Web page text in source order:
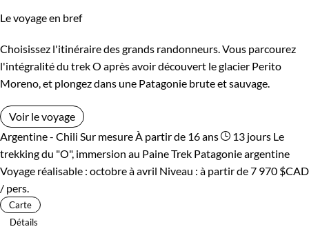
Le voyage en bref
Choisissez l'itinéraire des grands randonneurs. Vous parcourez
l'intégralité du trek O après avoir découvert le glacier Perito
Moreno, et plongez dans une Patagonie brute et sauvage.
Voir le voyage
Argentine - Chili Sur mesure À partir de 16 ans 13 jours Le
trekking du "O", immersion au PaineTrek Patagonie argentine
Voyage réalisable : octobre à avril Niveau : à partir de7 970 $CAD
/ pers.
Carte
Détails